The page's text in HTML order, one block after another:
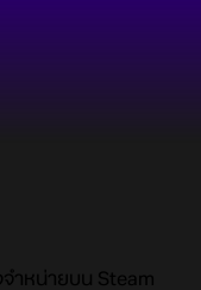
ำหน่ายบน Steam